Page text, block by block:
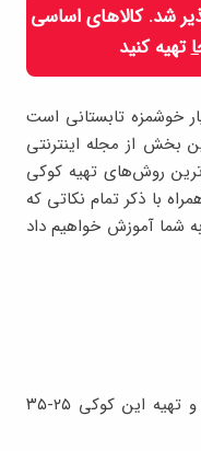
شد. کالاهای اساسی
تهیه کنید
خوشمزه تابستانی است
بخش از مجله اینترنتی
روش‌های تهیه کوکی
با ذکر تمام نکاتی که
شما آموزش خواهیم داد
مدت زمان آماده‌سازی مواد اولیه و تهیه این کوکی ۲۵-۳۵